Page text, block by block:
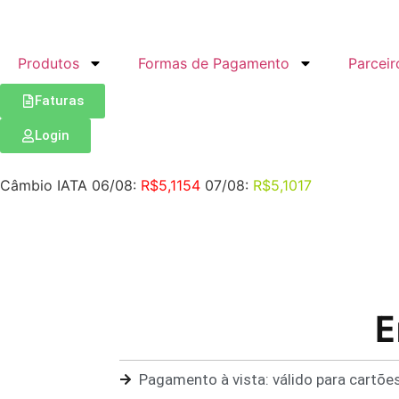
Produtos Formas de Pagamento
Faturas
Login
Câmbio IATA 06/08: R$5,1154 07/08: R$5,1017
Pagamento à vista: válido para